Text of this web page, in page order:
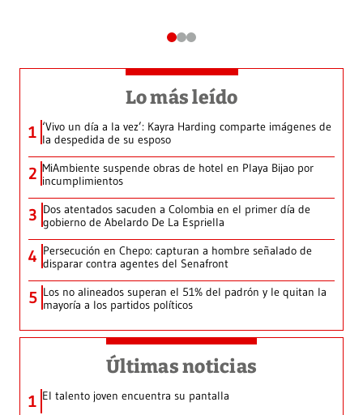
Lo más leído
1 ‘Vivo un día a la vez’: Kayra Harding comparte imágenes de
la despedida de su esposo
2 MiAmbiente suspende obras de hotel en Playa Bijao por
incumplimientos
3 Dos atentados sacuden a Colombia en el primer día de
gobierno de Abelardo De La Espriella
4 Persecución en Chepo: capturan a hombre señalado de
disparar contra agentes del Senafront
5 Los no alineados superan el 51% del padrón y le quitan la
mayoría a los partidos políticos
Últimas noticias
1 El talento joven encuentra su pantalla​